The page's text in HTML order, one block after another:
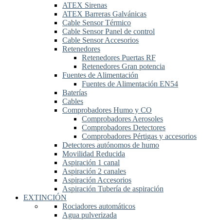
ATEX Sirenas
ATEX Barreras Galvánicas
Cable Sensor Térmico
Cable Sensor Panel de control
Cable Sensor Accesorios
Retenedores
Retenedores Puertas RF
Retenedores Gran potencia
Fuentes de Alimentación
Fuentes de Alimentación EN54
Baterías
Cables
Comprobadores Humo y CO
Comprobadores Aerosoles
Comprobadores Detectores
Comprobadores Pértigas y accesorios
Detectores autónomos de humo
Movilidad Reducida
Aspiración 1 canal
Aspiración 2 canales
Aspiración Accesorios
Aspiración Tubería de aspiración
EXTINCIÓN
Rociadores automáticos
Agua pulverizada